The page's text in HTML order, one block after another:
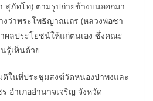
สุภัทโท) ตามรูปถ่ายข้างบนออกมา
ว่าพระโพธิญาณเถร (หลวงพ่อชา
ผลประโยชน์ให้แก่ตนเอง ซึ่งคณะ
รู้เห็นด้วย
ติในที่ประชุมสงฆ์วัดหนองป่าพงและ
อำเภออำนาจเจริญ จังหวัด